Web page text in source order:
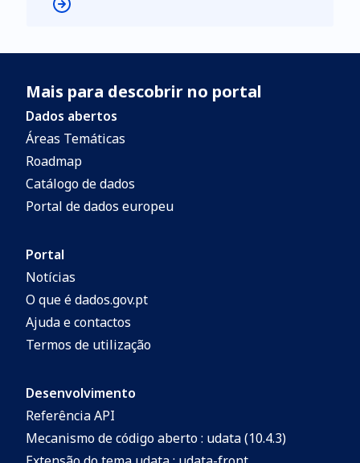
Mais para descobrir no portal
Dados abertos
Áreas Temáticas
Roadmap
Catálogo de dados
Portal de dados europeu
Portal
Notícias
O que é dados.gov.pt
Ajuda e contactos
Termos de utilização
Desenvolvimento
Referência API
Mecanismo de código aberto : udata (10.4.3)